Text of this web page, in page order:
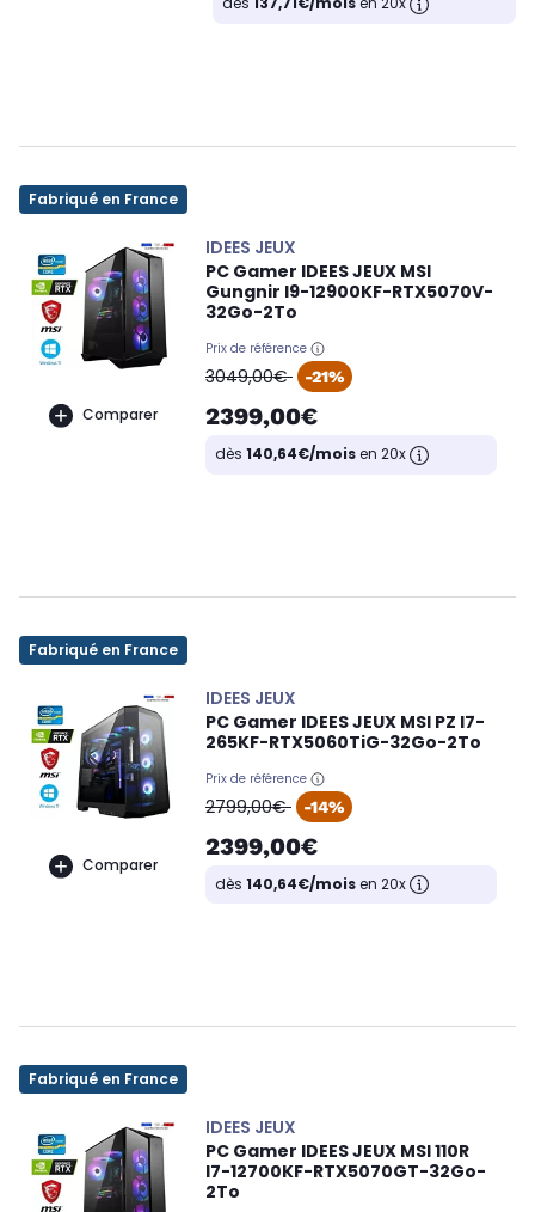
Fabriqué en France
Comparer
IDEES JEUX
PC Gamer IDEES JEUX MSI
Gungnir I9-12900KF-RTX5070V-
32Go-2To
Prix de référence
oldPrice
3049,00€ -21%
2399,00€
dès 140,64€/moisen 20x
Fabriqué en France
Comparer
IDEES JEUX
PC Gamer IDEES JEUX MSI PZ I7-
265KF-RTX5060TiG-32Go-2To
Prix de référence
oldPrice
2799,00€ -14%
2399,00€
dès 140,64€/moisen 20x
Fabriqué en France
IDEES JEUX
PC Gamer IDEES JEUX MSI 110R
I7-12700KF-RTX5070GT-32Go-
2To